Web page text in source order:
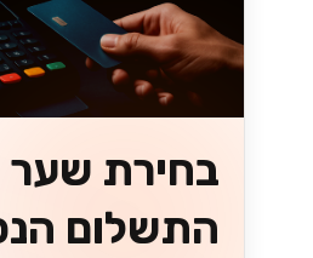
בחירת שער
התשלום